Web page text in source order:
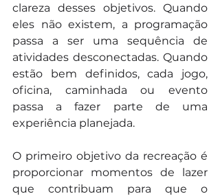
clareza desses objetivos. Quando
eles não existem, a programação
passa a ser uma sequência de
atividades desconectadas. Quando
estão bem definidos, cada jogo,
oficina, caminhada ou evento
passa a fazer parte de uma
experiência planejada.
O primeiro objetivo da recreação é
proporcionar momentos de lazer
que contribuam para que o